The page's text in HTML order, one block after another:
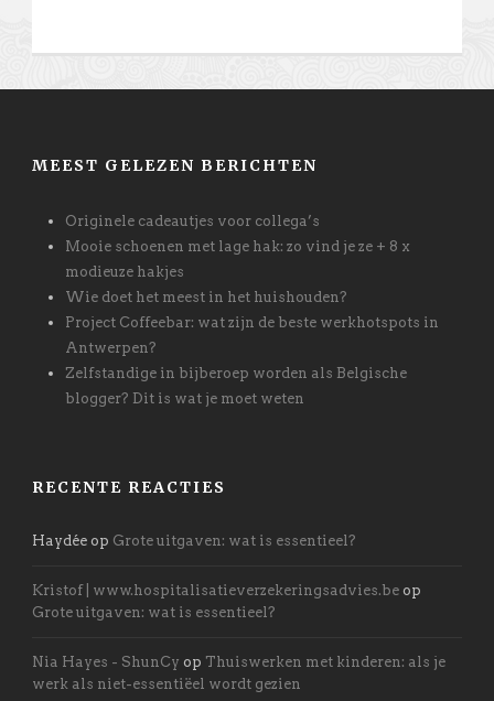
MEEST GELEZEN BERICHTEN
Originele cadeautjes voor collega’s
Mooie schoenen met lage hak: zo vind je ze + 8 x
modieuze hakjes
Wie doet het meest in het huishouden?
Project Coffeebar: wat zijn de beste werkhotspots in
Antwerpen?
Zelfstandige in bijberoep worden als Belgische
blogger? Dit is wat je moet weten
RECENTE REACTIES
Haydée op Grote uitgaven: wat is essentieel?
Kristof | www.hospitalisatieverzekeringsadvies.be op
Grote uitgaven: wat is essentieel?
Nia Hayes - ShunCy op Thuiswerken met kinderen: als je
werk als niet-essentiëel wordt gezien